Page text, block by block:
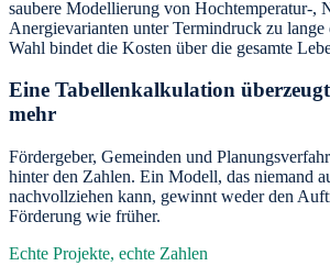
saubere Modellierung von Hochtemperatur-,
Anergievarianten unter Termindruck zu lange
Wahl bindet die Kosten über die gesamte
Eine Tabellenkalkulation
mehr
Fördergeber, Gemeinden und
hinter den Zahlen. Ein Modell, das niemand
nachvollziehen kann, gewinnt weder den
Förderung wie früher.
Echte Projekte, echte Zahlen